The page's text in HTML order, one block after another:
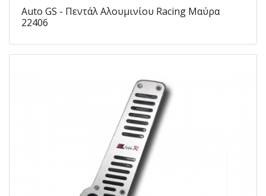
Auto GS - Πεντάλ Αλουμινίου Racing Μαύρα
22406